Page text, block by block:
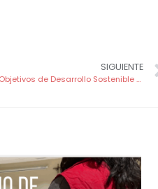
SIGUIENTE
Jornada pedagógica «Los Objetivos de Desarrollo Sostenible en el Aula»